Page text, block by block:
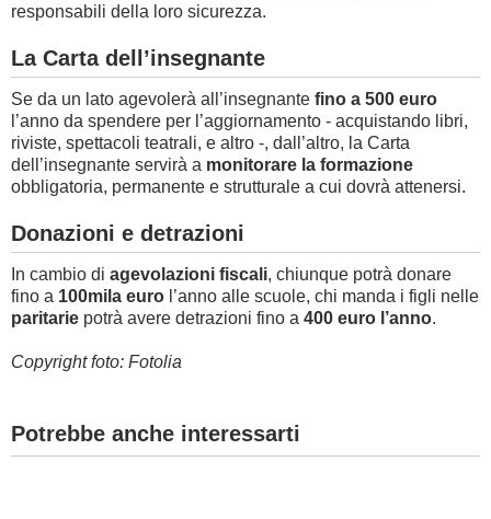
responsabili della loro sicurezza.
La Carta dell’insegnante
Se da un lato agevolerà all’insegnante fino a 500 euro
l’anno da spendere per l’aggiornamento - acquistando libri,
riviste, spettacoli teatrali, e altro -, dall’altro, la Carta
dell’insegnante servirà a monitorare la formazione
obbligatoria, permanente e strutturale a cui dovrà attenersi.
Donazioni e detrazioni
In cambio di agevolazioni fiscali, chiunque potrà donare
fino a 100mila euro l’anno alle scuole, chi manda i figli nelle
paritarie potrà avere detrazioni fino a 400 euro l’anno.
Copyright foto: Fotolia
Potrebbe anche interessarti